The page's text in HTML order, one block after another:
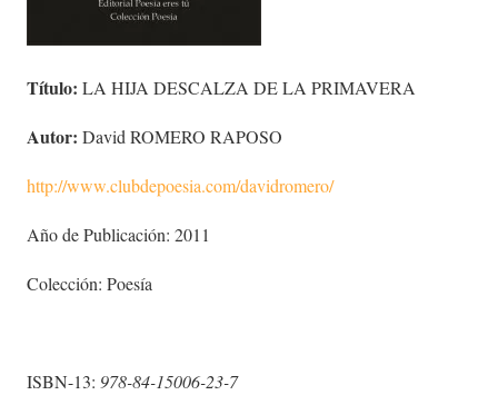
Título: LA HIJA DESCALZA DE LA PRIMAVERA
Autor: David ROMERO RAPOSO
http://www.clubdepoesia.com/davidromero/
Año de Publicación: 2011
Colección: Poesía
ISBN-13: 978-84-15006-23-7